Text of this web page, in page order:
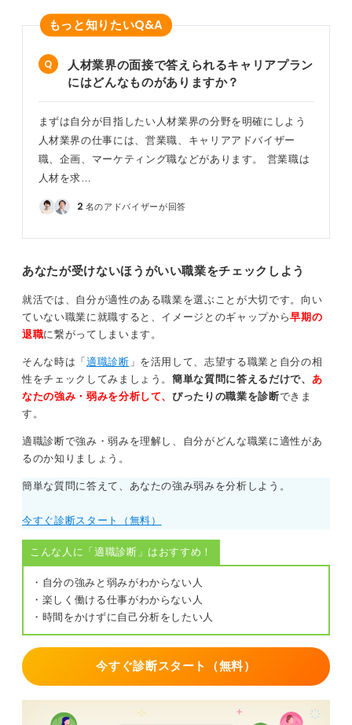
もっと知りたいQ&A
人材業界の面接で答えられるキャリアプラン
にはどんなものがありますか？
まずは自分が目指したい人材業界の分野を明確にしよう
人材業界の仕事には、営業職、キャリアアドバイザー
職、企画、マーケティング職などがあります。 営業職は
人材を求…
2 名のアドバイザーが回答
あなたが受けないほうがいい職業をチェックしよう
就活では、自分が適性のある職業を選ぶことが大切です。向い
ていない職業に就職すると、イメージとのギャップから早期の
退職に繋がってしまいます。
そんな時は「 適職診断 」を活用して、志望する職業と自分の相
性をチェックしてみましょう。簡単な質問に答えるだけで、 あ
なたの強み・弱みを分析して、ぴったりの職業を診断できま
す。
適職診断で強み・弱みを理解し、自分がどんな職業に適性があ
るのか知りましょう。
簡単な質問に答えて、あなたの強み弱みを分析しよう。
今すぐ診断スタート（無料）
こんな人に「適職診断」はおすすめ！
・自分の強みと弱みがわからない人
・楽しく働ける仕事がわからない人
・時間をかけずに自己分析をしたい人
今すぐ診断スタート（無料）